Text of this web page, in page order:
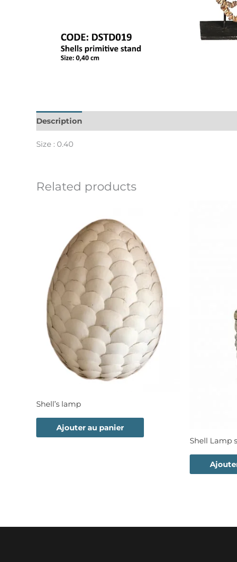
Description
Size : 0.40
Related products
Shell’s lamp
Ajouter au panier
Shell Lamp